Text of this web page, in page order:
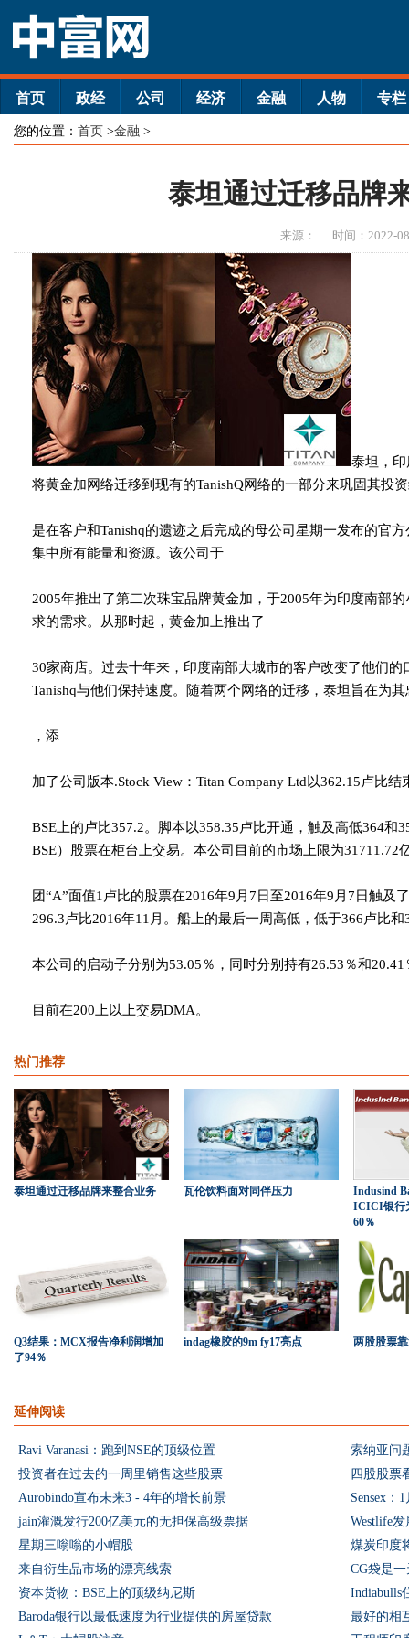
首页 政经 公司 经济 金融 人物 专栏
您的位置： 首页 >金融 >
泰坦通过迁移品牌
来源： 时间：2022-
泰坦，
将黄金加网络迁移到现有的TanishQ网络的一部分来巩固其投
是在客户和Tanishq的遗迹之后完成的母公司星期一发布的官
集中所有能量和资源。该公司于
2005年推出了第二次珠宝品牌黄金加，于2005年为印度南部
求的需求。从那时起，黄金加上推出了
30家商店。过去十年来，印度南部大城市的客户改变了他们
Tanishq与他们保持速度。随着两个网络的迁移，泰坦旨在为
，添
加了公司版本.Stock View：Titan Company Ltd以362.15卢比
BSE上的卢比357.2。脚本以358.35卢比开通，触及高低364和
BSE）股票在柜台上交易。本公司目前的市场上限为31711.72
团“A”面值1卢比的股票在2016年9月7日至2016年9月7日触及
296.3卢比2016年11月。船上的最后一周高低，低于366卢比和
本公司的启动子分别为53.05％，同时分别持有26.53％和
目前在200上以上交易DMA。
热门推荐
泰坦通过迁移品牌来整合业务 瓦伦饮料面对同伴压力
Indusind
ICICI银行
60％
Q3结果：MCX报告净利润增加
了94％
indag橡胶的9m fy17亮点 两股股票
延伸阅读
Ravi Varanasi：跑到NSE的顶级位置
索纳亚问
投资者在过去的一周里销售这些股票
四股股票
Aurobindo宣布未来3 - 4年的增长前景
Sensex：
jain灌溉发行200亿美元的无担保高级票据
Westlife
星期三嗡嗡的小帽股
煤炭印度
来自衍生品市场的漂亮线索
CG袋是
资本货物：BSE上的顶级纳尼斯
Indiabulls
Baroda银行以最低速度为行业提供的房屋贷款
最好的相